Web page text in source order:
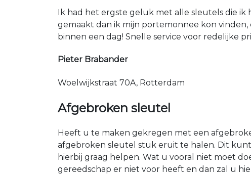
Ik had het ergste geluk met alle sleutels die ik
gemaakt dan ik mijn portemonnee kon
binnen een dag! Snelle service voor redelijke
Pieter Brabander
Woelwijkstraat 70A, Rotterdam
Afgebroken sleutel
Heeft u te maken gekregen met een
afgebroken sleutel stuk eruit te halen. Dit
hierbij graag helpen. Wat u vooral niet moet
gereedschap er niet voor heeft en dan zal u